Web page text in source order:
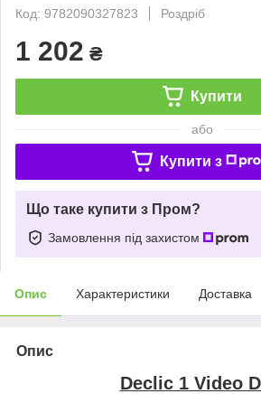
Код: 9782090327823
Роздріб
1 202 ₴
Купити
або
Купити з
Що таке купити з Пром?
Замовлення під захистом
Опис Характеристики Доставка
Опис
Declic 1 Video